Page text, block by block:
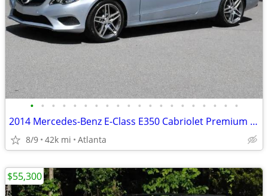
• • • • • • • • • • • • • • • • • • • •
2014 Mercedes-Benz E-Class E350 Cabriolet Premium Sport Driver Assist
8/9 42k mi Atlanta
$55,300